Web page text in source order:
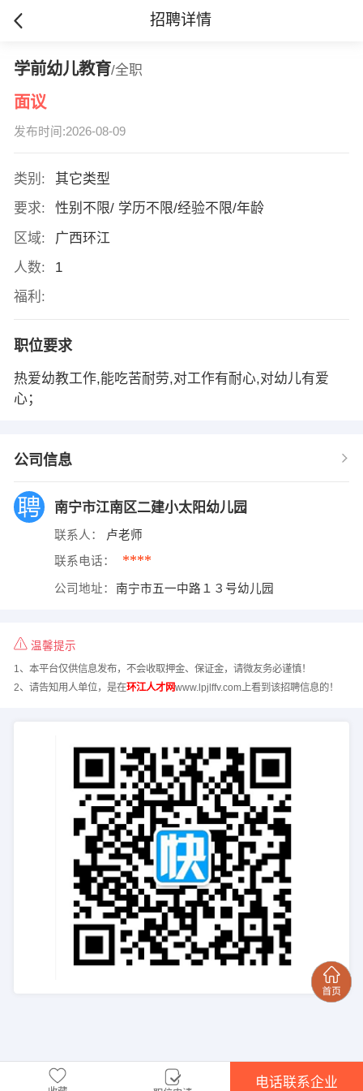
招聘详情
学前幼儿教育/全职
面议
发布时间:2026-08-09
类别:
其它类型
要求:
性别不限/ 学历不限/经验不限/年龄
区域:
广西环江
人数:
1
福利:
职位要求
热爱幼教工作,能吃苦耐劳,对工作有耐心,对幼儿有爱
心；
公司信息
南宁市江南区二建小太阳幼儿园
联系人： 卢老师
联系电话： ****
公司地址： 南宁市五一中路１３号幼儿园
温馨提示
1、本平台仅供信息发布，不会收取押金、保证金，请微友务必谨慎！
2、请告知用人单位，是在环江人才网www.lpjlffv.com上看到该招聘信息的！
电话联系企业